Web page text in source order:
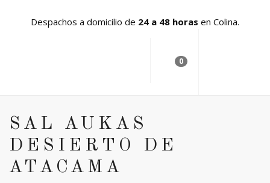
Despachos a domicilio de 24 a 48 horas en Colina.
0
SAL AUKAS
DESIERTO DE
ATACAMA